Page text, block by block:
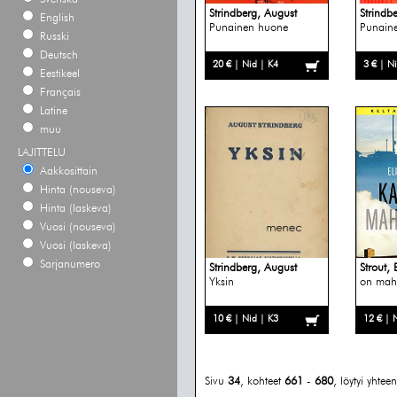
English
Russki
Deutsch
Eestikeel
Français
Latine
muu
LAJITTELU
Aakkosittain
Hinta (nouseva)
Hinta (laskeva)
Vuosi (nouseva)
Vuosi (laskeva)
Sarjanumero
Strindberg, August
Punainen huone
20 € | Nid | K4 3 € |
Strindberg, August
Yksin
10 € | Nid | K3
Strout,
on
12 € |
Sivu 34, kohteet 661 - 680, löytyi